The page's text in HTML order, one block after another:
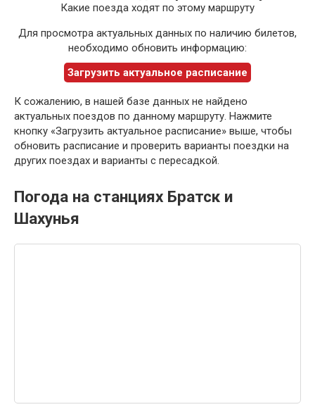
Какие поезда ходят по этому маршруту
Для просмотра актуальных данных по наличию билетов,
необходимо обновить информацию:
Загрузить актуальное расписание
К сожалению, в нашей базе данных не найдено
актуальных поездов по данному маршруту. Нажмите
кнопку «Загрузить актуальное расписание» выше, чтобы
обновить расписание и проверить варианты поездки на
других поездах и варианты с пересадкой.
Погода на станциях Братск и
Шахунья